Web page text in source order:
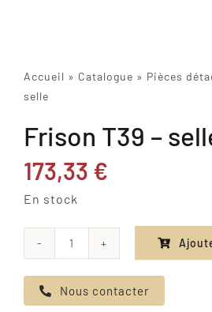
Accueil » Catalogue » Pièces
selle
Frison T39 –
173,33 €
En stock
de
Frison
Nous contacter